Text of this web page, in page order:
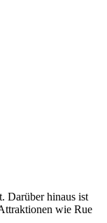
Darüber hinaus ist
wie Rue